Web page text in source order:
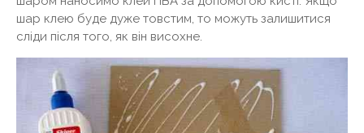
шар клею буде дуже товстим, то можуть залишитися
сліди після того, як він висохне.